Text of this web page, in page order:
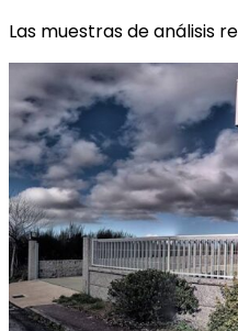
Las muestras de análisis